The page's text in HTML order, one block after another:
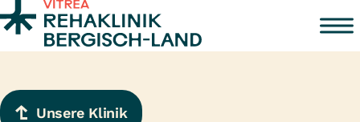
Zum Inhalt springen
Unsere Klinik